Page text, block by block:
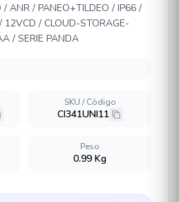
ANR / PANEO+TILDEO / IP66 /
12VCD / CLOUD-STORAGE-
/ SERIE PANDA
SKU / Código
CI341UNI11
Peso
0.99 Kg